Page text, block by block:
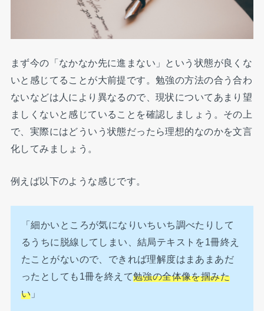
まず今の「なかなか先に進まない」という状態が良くな
いと感じてることが大前提です。勉強の方法の合う合わ
ないなどは人により異なるので、現状についてあまり望
ましくないと感じていることを確認しましょう。その上
で、実際にはどういう状態だったら理想的なのかを文言
化してみましょう。
例えば以下のような感じです。
「細かいところが気になりいちいち調べたりして
るうちに脱線してしまい、結局テキストを1冊終え
たことがないので、できれば理解度はまあまあだ
ったとしても1冊を終えて勉強の全体像を掴みた
い 」